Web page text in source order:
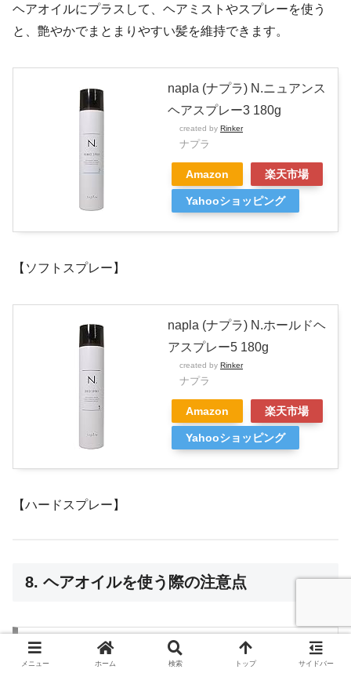
ヘアオイルにプラスして、ヘアミストやスプレーを使う
と、艶やかでまとまりやすい髪を維持できます。
napla (ナプラ) N.ニュアンス
ヘアスプレー3 180g
created by Rinker
ナプラ
Amazon 楽天市場
Yahooショッピング
【ソフトスプレー】
napla (ナプラ) N.ホールドヘ
アスプレー5 180g
created by Rinker
ナプラ
Amazon 楽天市場
Yahooショッピング
【ハードスプレー】
8. ヘアオイルを使う際の注意点
8.1 適量を守る
メニュー ホーム 検索 トップ サイドバー